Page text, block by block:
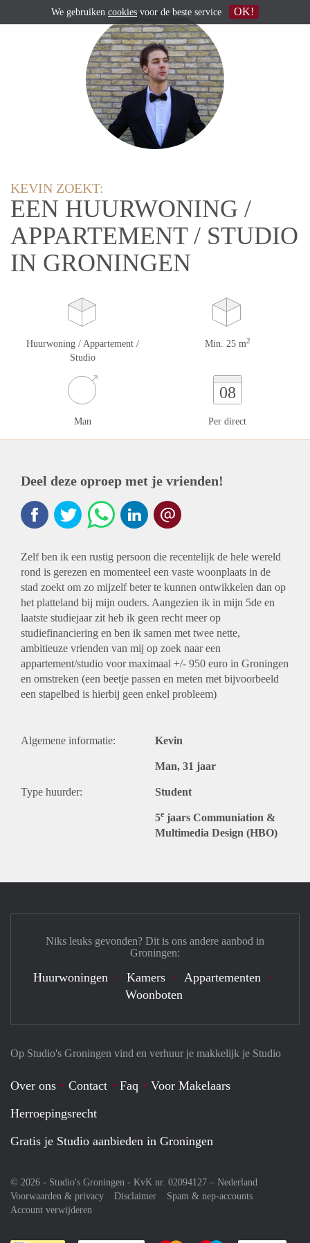
KEVIN ZOEKT:
EEN HUURWONING /
APPARTEMENT / STUDIO
IN GRONINGEN
Huurwoning / Appartement /
Studio
Min. 25 m2
Man
08
Per direct
Deel deze oproep met je vrienden!
Zelf ben ik een rustig persoon die recentelijk de hele wereld
rond is gerezen en momenteel een vaste woonplaats in de
stad zoekt om zo mijzelf beter te kunnen ontwikkelen dan op
het platteland bij mijn ouders. Aangezien ik in mijn 5de en
laatste studiejaar zit heb ik geen recht meer op
studiefinanciering en ben ik samen met twee nette,
ambitieuze vrienden van mij op zoek naar een
appartement/studio voor maximaal +/- 950 euro in Groningen
en omstreken (een beetje passen en meten met bijvoorbeeld
een stapelbed is hierbij geen enkel probleem)
Algemene informatie: Kevin
Man, 31 jaar
Type huurder: Student
5e jaars Communiation &
Multimedia Design (HBO)
Op Studio's Groningen vind en verhuur je makkelijk je Studio
Over ons Contact Faq
Voor Makelaars
Herroepingsrecht
Gratis je Studio aanbieden in Groningen
© 2026 - Studio's Groningen - KvK nr. 02094127 – Nederland
Voorwaarden & privacy
Disclaimer
Spam & nep-accounts
Account verwijderen
Niks leuks gevonden? Dit is ons andere aanbod in
Groningen:
Huurwoningen Kamers
Appartementen
Woonboten
We gebruiken cookies voor de beste service OK!